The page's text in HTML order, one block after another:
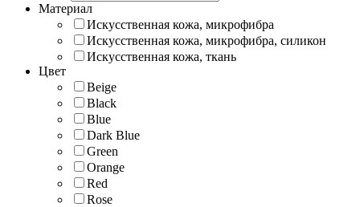
Материал
Искусственная кожа, микрофибра
Искусственная кожа, микрофибра, силикон
Искусственная кожа, ткань
Цвет
Beige
Black
Blue
Dark Blue
Green
Orange
Red
Rose